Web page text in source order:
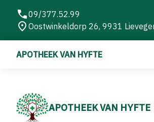
09/377.52.99
Oostwinkeldorp 26, 9931
APOTHEEK VAN HYFTE
APOTHEEK VAN HYFTE